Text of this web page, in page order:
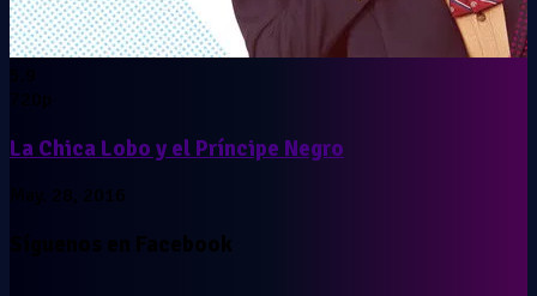
La Chica Lobo y el Príncipe Negro
May. 28, 2016
Síguenos en Facebook